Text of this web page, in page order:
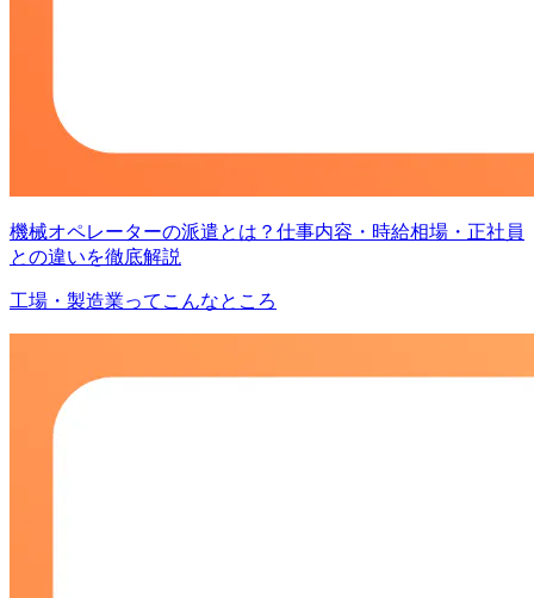
機械オペレーターの派遣とは？仕事内容・時給相場・正社員
との違いを徹底解説
工場・製造業ってこんなところ